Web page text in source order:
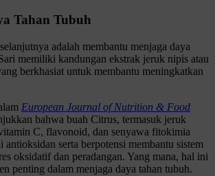
Tahan Tubuh
adalah membantu menjaga daya
memiliki kandungan ekstrak jeruk nipis atau
berkhasiat untuk membantu meningkatkan
European Journal of Nutrition & Food
bahwa buah Citrus, termasuk jeruk
C, flavonoid, dan senyawa fitokimia
antioksidan serta berpotensi membantu sistem
oksidatif dan peradangan. Yang mana, hal ini
penting dalam menjaga daya tahan tubuh.